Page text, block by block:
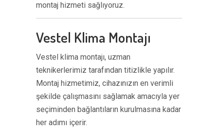
montaj hizmeti sağlıyoruz.
Vestel Klima Montajı
Vestel klima montajı, uzman
teknikerlerimiz tarafından titizlikle yapılır.
Montaj hizmetimiz, cihazınızın en verimli
şekilde çalışmasını sağlamak amacıyla yer
seçiminden bağlantıların kurulmasına kadar
her adımı içerir.